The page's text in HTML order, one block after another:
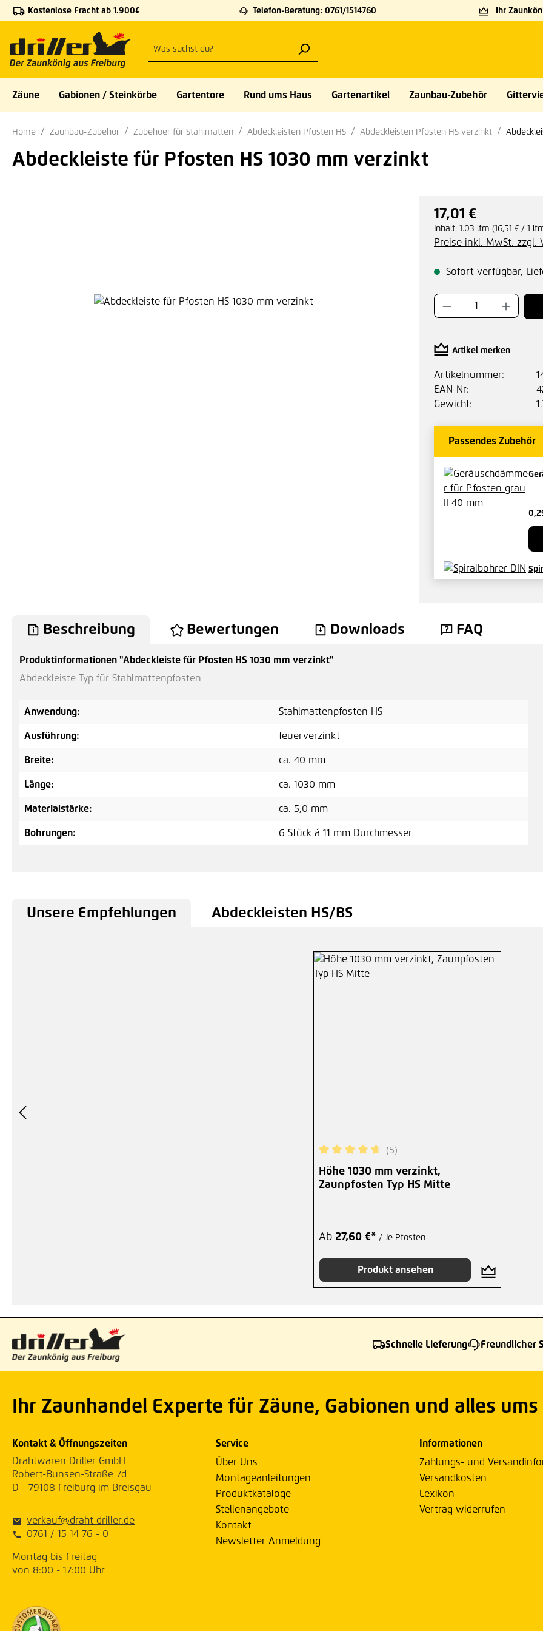
Hauptinhalt springen
Zur Suche springen
Zur Hauptnavigation springen
Kostenlose Fracht ab 1.900€ Telefon-Beratung: 0761/1514760 Ihr
Zäune Gabionen / Steinkörbe Gartentore Rund ums Haus Gartenartikel Zaunbau-Zubehör
Home Zaunbau-Zubehör Zubehoer für Stahlmatten Abdeckleisten Pfosten HS Abdeckleisten Pfosten HS verzinkt
Abdeckleiste für Pfosten HS 1030 mm verzinkt
Bildergalerie überspringen
Regulärer Preis:
17,01 €
Inhalt: 1.03 lfm (16,51 € / 1
Preise inkl. MwSt. zzgl.
Sofort verfügbar,
Produkt
Artikel merken
Artikelnummer:
EAN-Nr:
Gewicht:
Passendes Zubehör
Beschreibung Bewertungen Downloads FAQ
Produktinformationen "Abdeckleiste für Pfosten HS 1030 mm verzinkt"
Abdeckleiste Typ für Stahlmattenpfosten
Anwendung: Stahlmattenpfosten HS
Ausführung: feuerverzinkt
Breite: ca. 40 mm
Länge: ca. 1030 mm
Materialstärke: ca. 5,0 mm
Bohrungen: 6 Stück á 11 mm Durchmesser
Unsere Empfehlungen Abdeckleisten HS/BS
Durchschnittliche Bewertung von 4.8 von 5
(5)
Höhe 1030 mm verzinkt,
Zaunpfosten Typ HS Mitte
Ab 27,60 €* / Je Pfosten
Produkt ansehen
Schnelle Lieferung Freundlicher
Ihr Zaunhandel Experte für Zäune, Gabionen und alles ums
Kontakt & Öffnungszeiten
Drahtwaren Driller GmbH
Robert-Bunsen-Straße 7d
D - 79108 Freiburg im Breisgau
verkauf@draht-driller.de
0761 / 15 14 76 - 0
Montag bis Freitag
von 8:00 - 17:00 Uhr
Service
Über Uns
Montageanleitungen
Produktkataloge
Stellenangebote
Kontakt
Newsletter Anmeldung
Informationen
Zahlungs- und
Versandkosten
Lexikon
Vertrag widerrufen